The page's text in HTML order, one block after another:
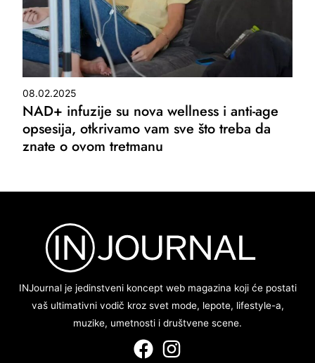
08.02.2025
NAD+ infuzije su nova wellness i anti-age
opsesija, otkrivamo vam sve što treba da
znate o ovom tretmanu
INJournal je jedinstveni koncept web magazina koji će postati
vaš ultimativni vodič kroz svet mode, lepote, lifestyle-a,
muzike, umetnosti i društvene scene.